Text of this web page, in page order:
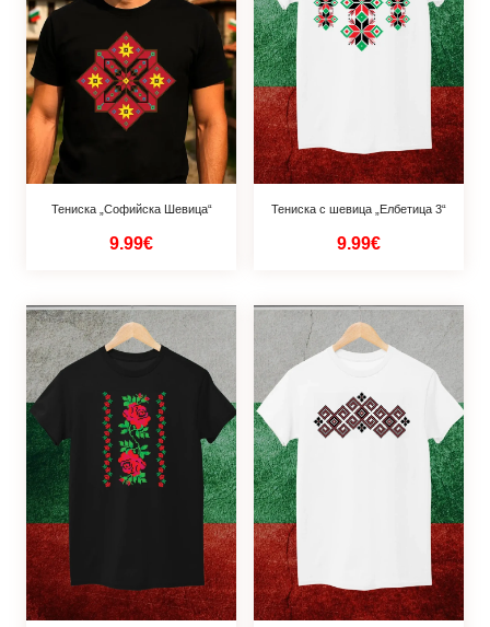
Тениска „Софийска Шевица“
9.99€
Тениска с шевица „Елбетица 3“
9.99€